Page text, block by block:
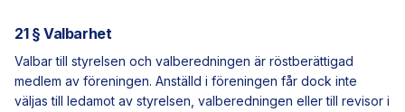
21 § Valbarhet
Valbar till styrelsen och valberedningen är röstberättigad
medlem av föreningen. Anställd i föreningen får dock inte
väljas till ledamot av styrelsen, valberedningen eller till revisor i